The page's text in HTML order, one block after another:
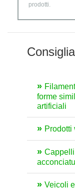
prodotti.
forme
artificiali
Prodotti
Veicoli